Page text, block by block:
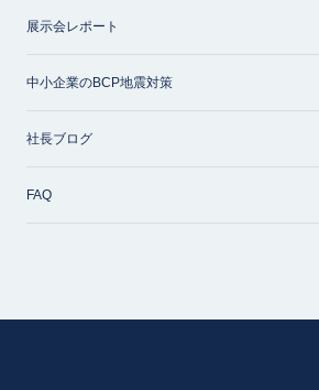
展示会レポート
中小企業のBCP地震対策
社長ブログ
FAQ